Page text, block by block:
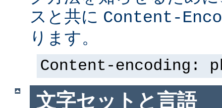
スと共に Content-
ります。
Content-encoding:
文字セットと言語